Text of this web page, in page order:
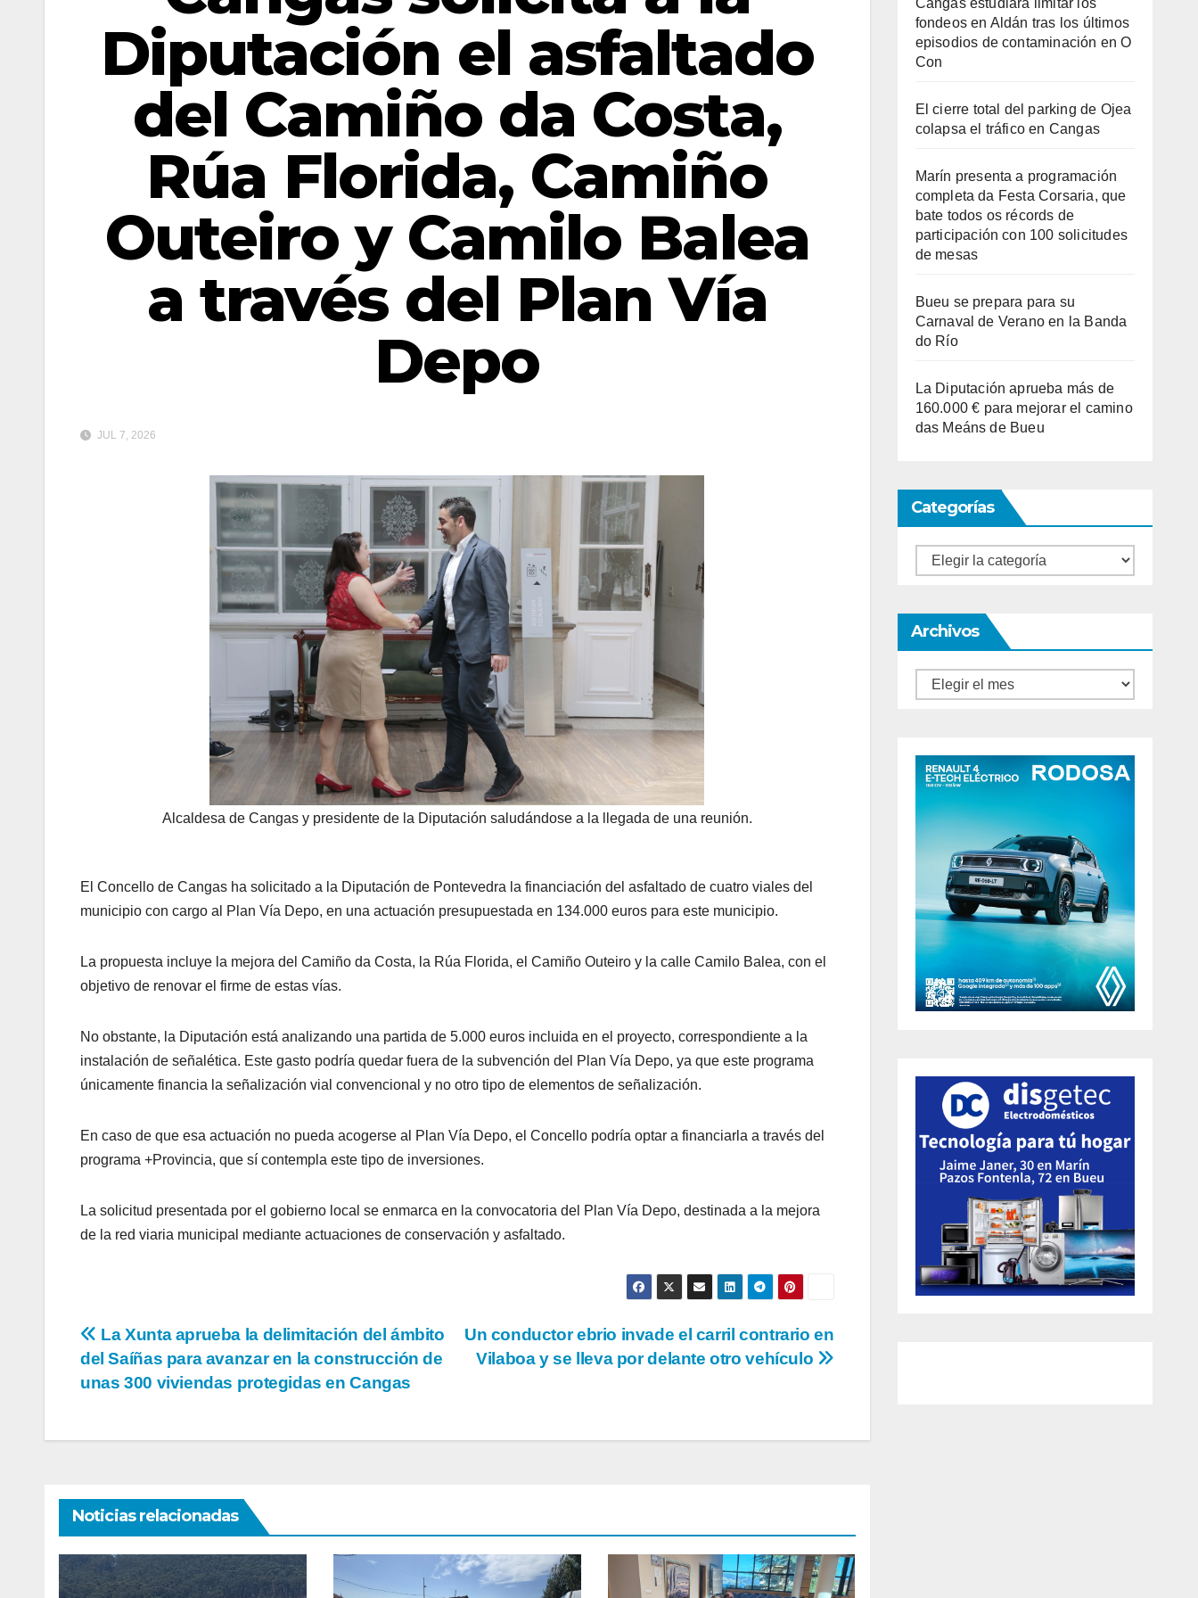
Diputación el asfaltado
del Camiño da Costa,
Rúa Florida, Camiño
Outeiro y Camilo Balea
a través del Plan Vía
Depo
JUL 7, 2026
Alcaldesa de Cangas y presidente de la Diputación saludándose a la llegada de una reunión.
El Concello de Cangas ha solicitado a la Diputación de Pontevedra la financiación del asfaltado de cuatro viales del
municipio con cargo al Plan Vía Depo, en una actuación presupuestada en 134.000 euros para este municipio.
La propuesta incluye la mejora del Camiño da Costa, la Rúa Florida, el Camiño Outeiro y la calle Camilo Balea, con el
objetivo de renovar el firme de estas vías.
No obstante, la Diputación está analizando una partida de 5.000 euros incluida en el proyecto, correspondiente a la
instalación de señalética. Este gasto podría quedar fuera de la subvención del Plan Vía Depo, ya que este programa
únicamente financia la señalización vial convencional y no otro tipo de elementos de señalización.
En caso de que esa actuación no pueda acogerse al Plan Vía Depo, el Concello podría optar a financiarla a través del
programa +Provincia, que sí contempla este tipo de inversiones.
La solicitud presentada por el gobierno local se enmarca en la convocatoria del Plan Vía Depo, destinada a la mejora
de la red viaria municipal mediante actuaciones de conservación y asfaltado.
Navegación
de
Un conductor ebrio invade el carril contrario en
Vilaboa y se lleva por delante otro vehículo
La Xunta aprueba la delimitación del ámbito
del Saíñas para avanzar en la construcción de
unas 300 viviendas protegidas en Cangas
Noticias relacionadas
fondeos en Aldán tras los últimos
episodios de contaminación en O
Con
El cierre total del parking de Ojea
colapsa el tráfico en Cangas
Marín presenta a programación
completa da Festa Corsaria, que
bate todos os récords de
participación con 100 solicitudes
de mesas
Bueu se prepara para su
Carnaval de Verano en la Banda
do Río
La Diputación aprueba más de
160.000 € para mejorar el camino
das Meáns de Bueu
Categorías
Categorías
Archivos
Archivos